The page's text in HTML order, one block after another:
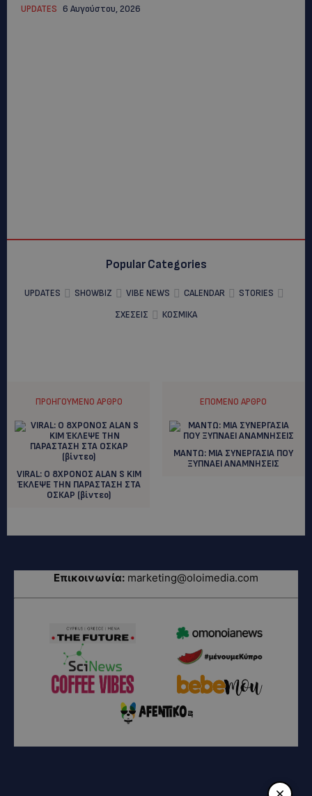
UPDATES 6 Αυγούστου, 2026
Popular Categories
UPDATES SHOWBIZ VIBE NEWS CALENDAR
STORIES
ΣΧΕΣΕΙΣ
ΚΟΣΜΙΚΑ
ΠΡΟΗΓΟΎΜΕΝΟ ΆΡΘΡΟ
VIRAL: O 8ΧΡΟΝΟΣ ALAN S KIM
ΈΚΛΕΨΕ ΤΗΝ ΠΑΡΑΣΤΑΣΗ ΣΤΑ
ΟΣΚΑΡ (βίντεο)
ΕΠΌΜΕΝΟ ΆΡΘΡΟ
ΜΑΝΤΩ: ΜΙΑ ΣΥΝΕΡΓΑΣΙΑ ΠΟΥ
ΞΥΠΝΑΕΙ ΑΝΑΜΝΗΣΕΙΣ
Επικοινωνία: marketing@oloimedia.com